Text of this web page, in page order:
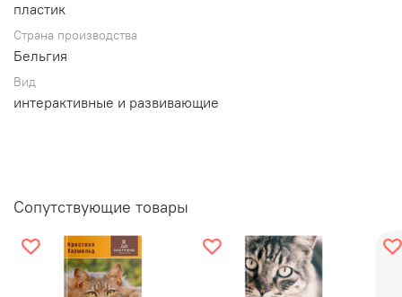
Характеристики:
Размер — диаметр 25 см.
пластик
Страна производства
Бельгия
Вид
интерактивные и развивающие
Сопутствующие товары